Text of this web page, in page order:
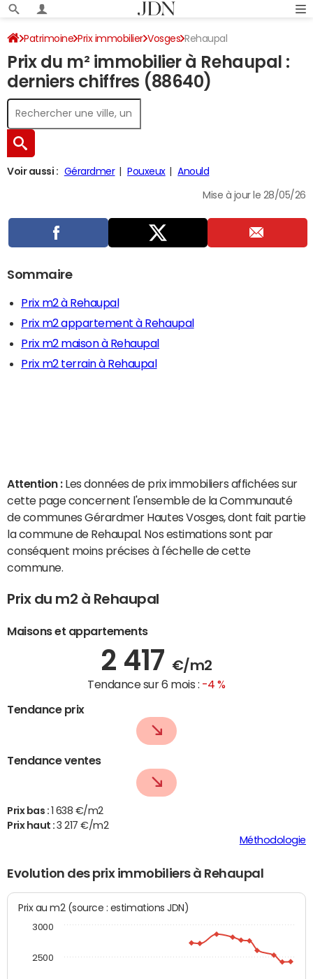
Patrimoine Prix immobilier Vosges Rehaupal
Prix du m² immobilier à Rehaupal :
derniers chiffres (88640)
Voir aussi : Gérardmer Pouxeux Anould
Mise à jour le 28/05/26
Sommaire
Prix m2 à Rehaupal
Prix m2 appartement à Rehaupal
Prix m2 maison à Rehaupal
Prix m2 terrain à Rehaupal
Attention : Les données de prix immobiliers affichées sur
cette page concernent l'ensemble de la Communauté
de communes Gérardmer Hautes Vosges, dont fait partie
la commune de Rehaupal. Nos estimations sont par
conséquent moins précises à l'échelle de cette
commune.
Prix du m2 à Rehaupal
Maisons et appartements
2 417 €/m2
Tendance sur 6 mois : -4 %
Tendance prix
Tendance ventes
Prix bas :
1 638 €/m2
Prix haut :3 217 €/m2
Méthodologie
Evolution des prix immobiliers à Rehaupal
Prix au m2 (source : estimations JDN)
2500
3000